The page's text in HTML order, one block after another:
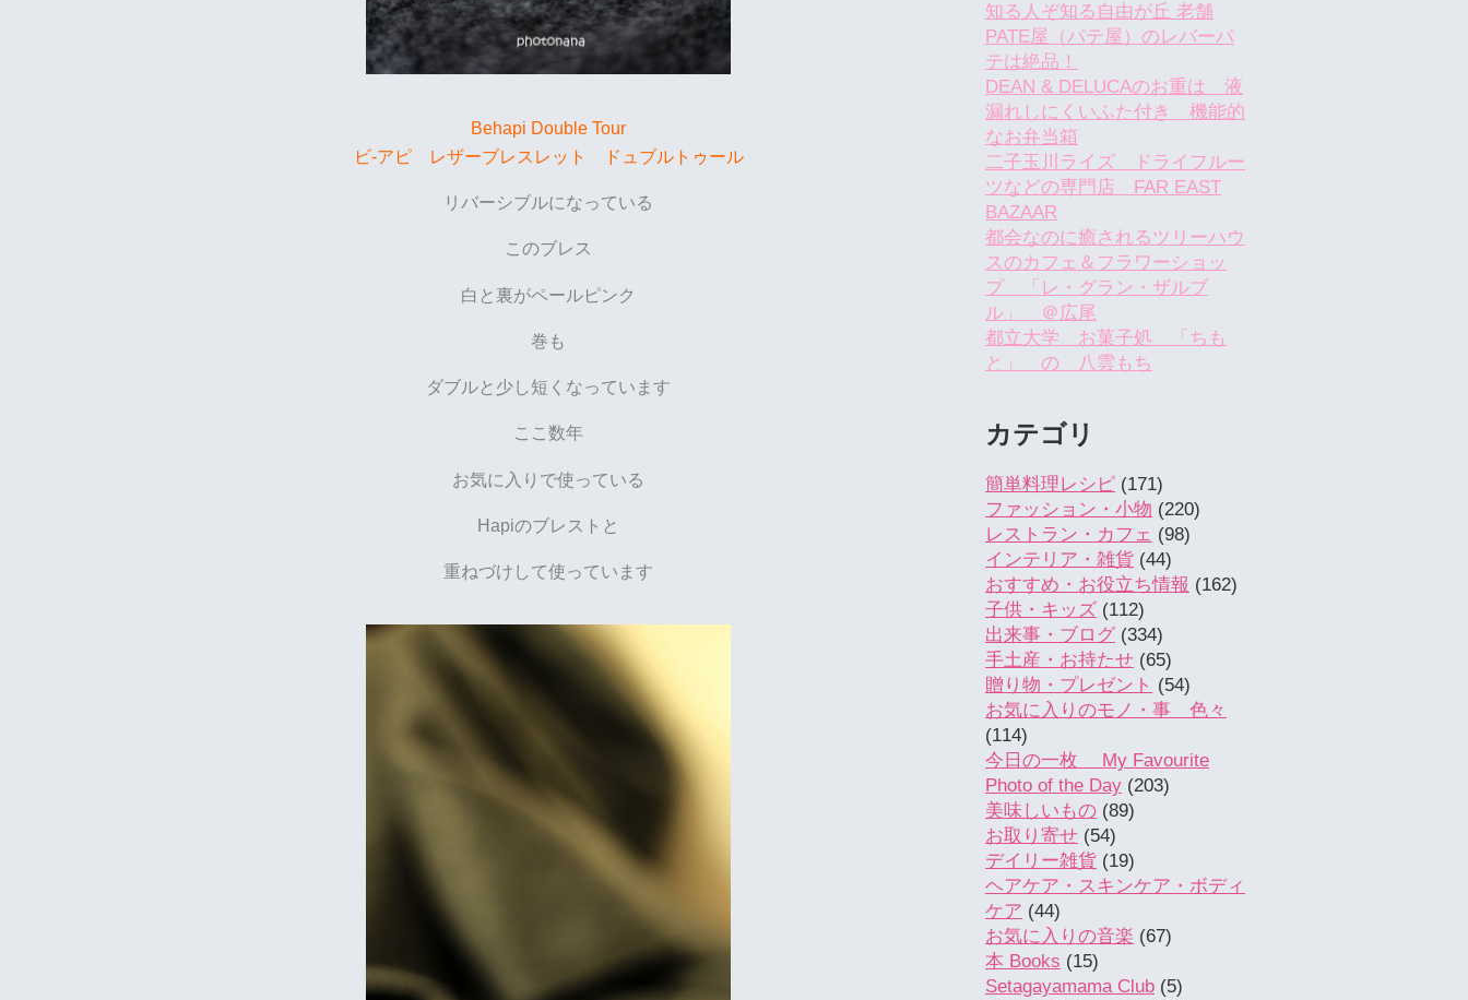
Behapi Double Tour
ビ-アピ レザーブレスレット ドュブルトゥール
リバーシブルになっている
このブレス
白と裏がペールピンク
巻も
ダブルと少し短くなっています
ここ数年
お気に入りで使っている
Hapiのブレストと
重ねづけして使っています
知る人ぞ知る自由が丘 老舗
PATE屋（パテ屋）のレバーパ
テは絶品！
DEAN & DELUCAのお重は 液
漏れしにくいふた付き 機能的
なお弁当箱
二子玉川ライズ ドライフルー
ツなどの専門店 FAR EAST
BAZAAR
都会なのに癒されるツリーハウ
スのカフェ＆フラワーショッ
プ 「レ・グラン・ザルブ
ル」 ＠広尾
都立大学 お菓子処 「ちも
と」 の 八雲もち
カテゴリ
簡単料理レシピ (171)
ファッション・小物 (220)
レストラン・カフェ (98)
インテリア・雑貨 (44)
おすすめ・お役立ち情報 (162)
子供・キッズ (112)
出来事・ブログ (334)
手土産・お持たせ (65)
贈り物・プレゼント (54)
お気に入りのモノ・事 色々
(114)
今日の一枚 My Favourite
Photo of the Day (203)
美味しいもの (89)
お取り寄せ (54)
デイリー雑貨 (19)
ヘアケア・スキンケア・ボディ
ケア (44)
お気に入りの音楽 (67)
本 Books (15)
Setagayamama Club (5)